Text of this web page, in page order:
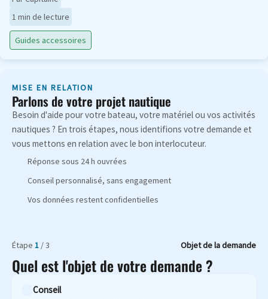
1 min de lecture
Guides accessoires
MISE EN RELATION
Parlons de votre projet nautique
Besoin d'aide pour votre bateau, votre matériel ou vos activités
nautiques ? En trois étapes, nous identifions votre demande et
vous mettons en relation avec le bon interlocuteur.
Réponse sous 24 h ouvrées
Conseil personnalisé, sans engagement
Vos données restent confidentielles
Étape 1 / 3 Objet de la demande
Quel est l'objet de votre demande ?
Conseil